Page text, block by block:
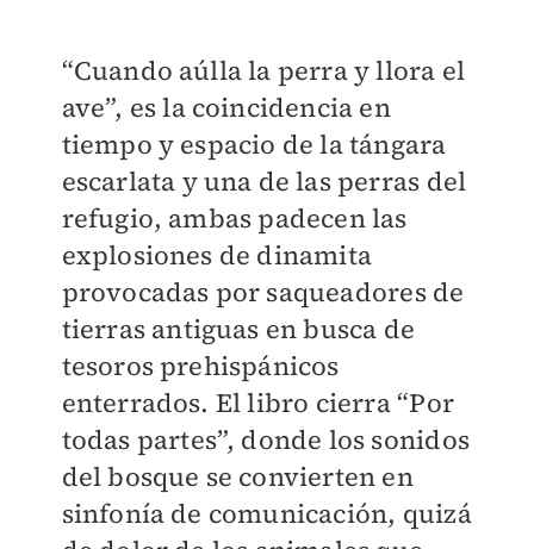
“Cuando aúlla la perra y llora el
ave”, es la coincidencia en
tiempo y espacio de la tángara
escarlata y una de las perras del
refugio, ambas padecen las
explosiones de dinamita
provocadas por saqueadores de
tierras antiguas en busca de
tesoros prehispánicos
enterrados. El libro cierra “Por
todas partes”, donde los sonidos
del bosque se convierten en
sinfonía de comunicación, quizá